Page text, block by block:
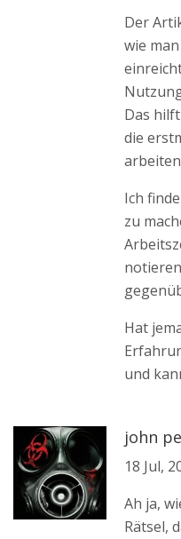
Der
wie
Das
die
Ich
zu
Hat
und
john
18 Jul,
Ah ja,
Rätsel,